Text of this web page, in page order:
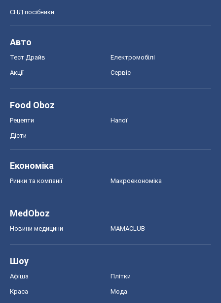
СНД посібники
Авто
Тест Драйв Електромобілі
Акції Сервіс
Food Oboz
Рецепти Напої
Дієти
Економіка
Ринки та компанії Макроекономіка
MedOboz
Новини медицини MAMACLUB
Шоу
Афіша Плітки
Краса Мода